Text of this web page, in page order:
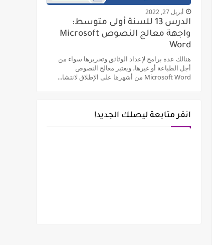
أبريل 27, 2022
الدرس 13 للسنة أولى متوسط:
واجهة معالج النصوص Microsoft
Word
هنالك عدة برامج لإعداد الوثائق وتحريرها سواء من
أجل الطباعة أو غيرها، ويعتبر معالج النصوص
Microsoft Word من أشهرها على الإطلاق لانتشا...
انقر متابعة ليصلك الجديد!